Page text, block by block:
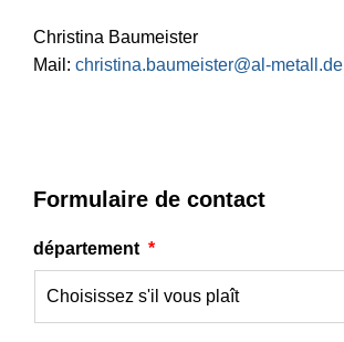
Christina Baumeister
Mail: christina.baumeister@al-metall.de
Formulaire de contact
département *